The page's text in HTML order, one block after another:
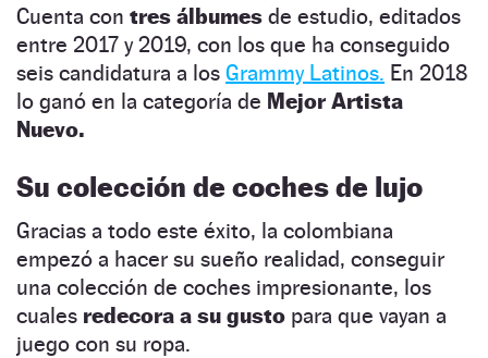
Cuenta con tres álbumes de estudio, editados
entre 2017 y 2019, con los que ha conseguido
seis candidatura a los Grammy Latinos. En 2018
lo ganó en la categoría de Mejor Artista
Nuevo.
Su colección de coches de lujo
Gracias a todo este éxito, la colombiana
empezó a hacer su sueño realidad, conseguir
una colección de coches impresionante, los
cuales redecora a su gusto para que vayan a
juego con su ropa.